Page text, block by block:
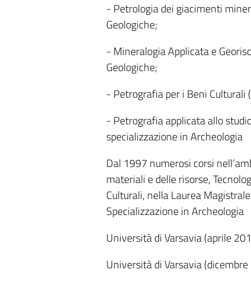
- Petrologia dei giacimenti
Geologiche;
- Mineralogia Applicata e
Geologiche;
- Petrografia per i Beni Culturali
- Petrografia applicata allo
specializzazione in Archeologia
Dal 1997 numerosi corsi
materiali e delle risorse,
Culturali, nella Laurea
Specializzazione in Archeologia
Università di Varsavia (aprile
Università di Varsavia